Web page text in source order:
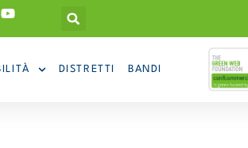
DISTRETTI BANDI